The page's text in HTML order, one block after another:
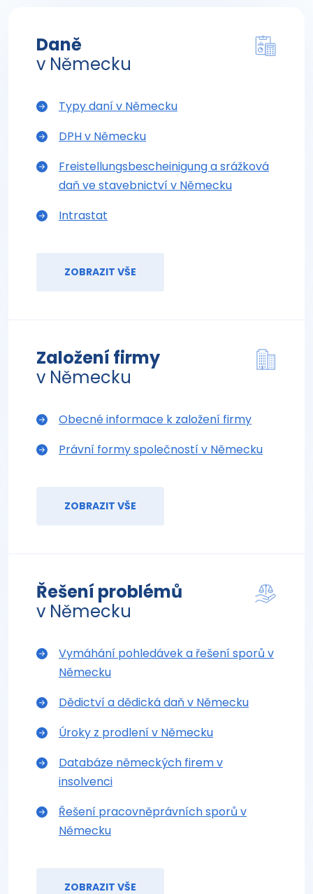
Daně
v Německu
Typy daní v Německu
DPH v Německu
Freistellungsbescheinigung a srážková
daň ve stavebnictví v Německu
Intrastat
ZOBRAZIT VŠE
Založení firmy
v Německu
Obecné informace k založení firmy
Právní formy společností v Německu
ZOBRAZIT VŠE
Řešení problémů
v Německu
Vymáhání pohledávek a řešení sporů v
Německu
Dědictví a dědická daň v Německu
Úroky z prodlení v Německu
Databáze německých firem v
insolvenci
Řešení pracovněprávních sporů v
Německu
ZOBRAZIT VŠE